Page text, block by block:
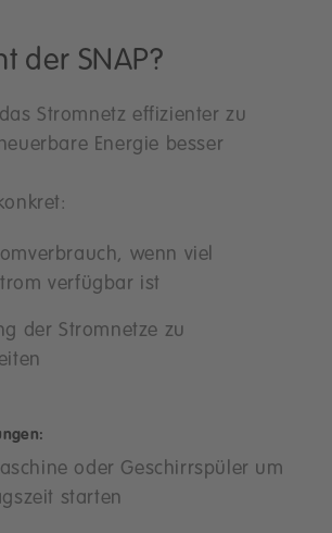
der SNAP?
Stromnetz effizienter zu
Energie besser
wenn viel
verfügbar ist
der Stromnetze zu
oder Geschirrspüler um
starten